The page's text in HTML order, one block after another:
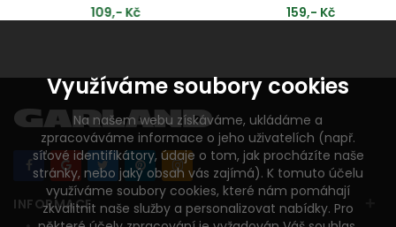
109,- Kč 159,- Kč
INFORMACE
Využíváme soubory cookies
Na našem webu získáváme, ukládáme a
zpracováváme informace o jeho uživatelích (např.
síťové identifikátory, údaje o tom, jak procházíte naše
stránky, nebo jaký obsah vás zajímá). K tomuto účelu
využíváme soubory cookies, které nám pomáhají
zkvalitnit naše služby a personalizovat nabídky. Pro